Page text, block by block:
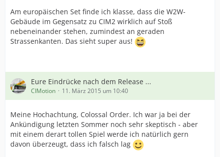
Am europäischen Set finde ich klasse, dass die W2W-
Gebäude im Gegensatz zu CIM2 wirklich auf Stoß
nebeneinander stehen, zumindest an geraden
Strassenkanten. Das sieht super aus!
Eure Eindrücke nach dem Release ...
CIMotion 11. März 2015 um 10:40
Meine Hochachtung, Colossal Order. Ich war ja bei der
Ankündigung letzten Sommer noch sehr skeptisch - aber
mit einem derart tollen Spiel werde ich natürlich gern
davon überzeugt, dass ich falsch lag